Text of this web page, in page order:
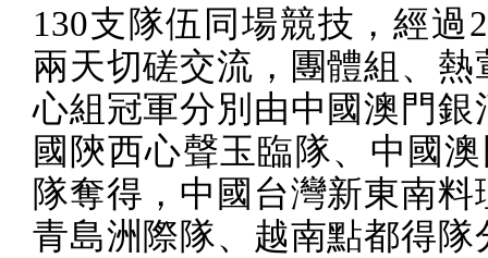
130支隊伍同場競技，經過
兩天切磋交流，團體組、熱
心組冠軍分別由中國澳門銀
國陝西心聲玉臨隊、中國
隊奪得，中國台灣新東南料
青島洲際隊、越南點都得隊